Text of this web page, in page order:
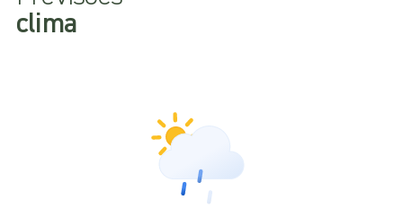
clima